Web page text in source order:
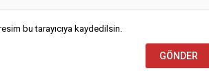
bu tarayıcıya kaydedilsin.